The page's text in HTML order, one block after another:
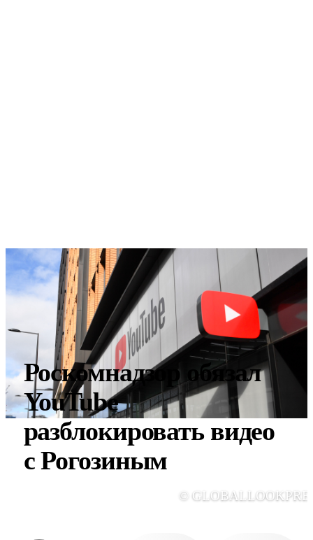
Роскомнадзор обязал
YouTube
разблокировать видео
с Рогозиным
©